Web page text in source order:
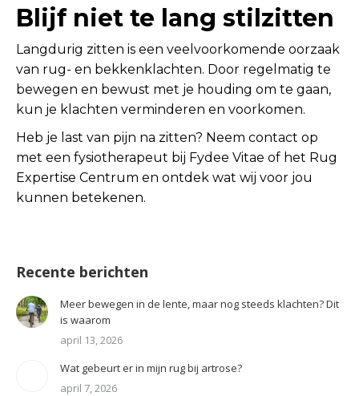
Blijf niet te lang stilzitten
Langdurig zitten is een veelvoorkomende oorzaak
van rug- en bekkenklachten. Door regelmatig te
bewegen en bewust met je houding om te gaan,
kun je klachten verminderen en voorkomen.
Heb je last van pijn na zitten? Neem contact op
met een fysiotherapeut bij Fydee Vitae of het Rug
Expertise Centrum en ontdek wat wij voor jou
kunnen betekenen.
Recente berichten
Meer bewegen in de lente, maar nog steeds klachten? Dit
is waarom
april 13, 2026
Wat gebeurt er in mijn rug bij artrose?
april 7, 2026